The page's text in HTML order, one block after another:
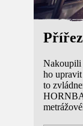
Nakoupili
ho
to